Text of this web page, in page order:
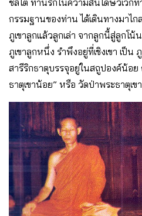
กรรมฐานของท่าน ได้เดินทางมาไ
ภูเขาลูกแล้วลูกเล่า จากลูกนี้สู่ลูกโ
ภูเขาลูกหนึ่ง รำพึงอยู่ที่เชิงเขา เป็น
สารีริกธาตุบรรจุอยู่ในสถูปองค์น้อย
ธาตุเขาน้อย” หรือ วัดป่าพระธาตุเข